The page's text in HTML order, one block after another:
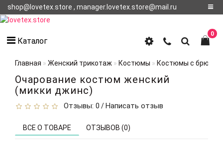
shop@lovetex.store , manager.lovetex.store@mail.ru
Каталог
0
Главная Женский трикотаж Костюмы Костюмы с
Очарование костюм женский
(микки джинс)
Отзывы: 0 /Написать отзыв
ВСЕ О ТОВАРЕ ОТЗЫВОВ (0)